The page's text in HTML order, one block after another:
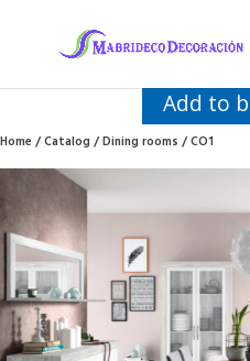
Add to
Home/Catalog/Dining rooms/ CO1